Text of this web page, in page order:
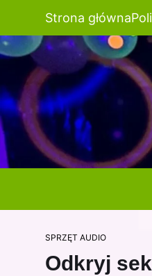
Strona główna
SPRZĘT AUDIO
Odkryj